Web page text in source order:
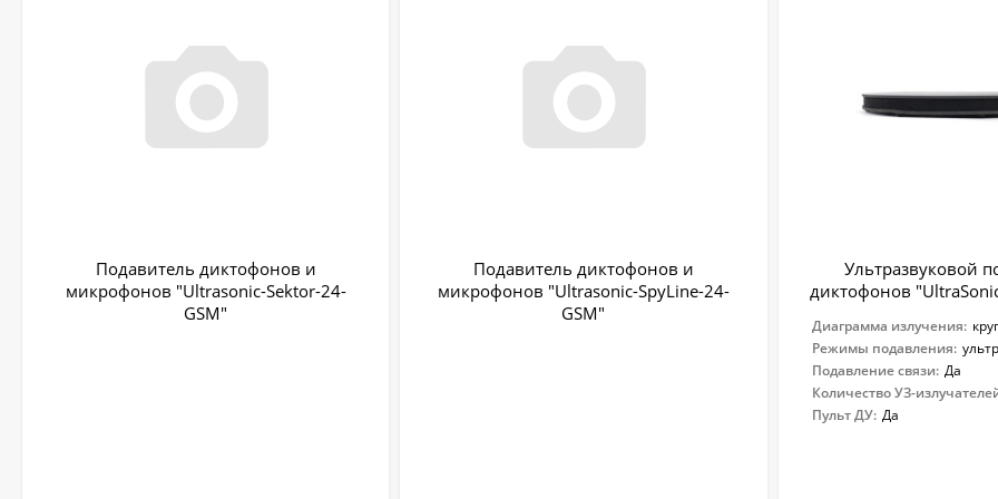
Подавитель диктофонов и
микрофонов "Ultrasonic-Sektor-24-
GSM"
Подавитель диктофонов и
микрофонов "Ultrasonic-SpyLine-24-
GSM"
Ультразвуковой
диктофонов
Диаграмма излучения:
Режимы подавления:
Подавление связи: Да
Количество УЗ-
Пульт ДУ: Да